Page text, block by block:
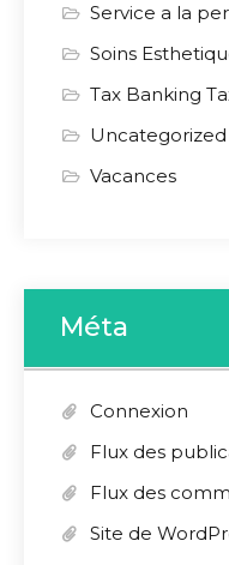
Service a la
Soins
Tax Banking
Uncategorized
Vacances
Méta
Connexion
Flux des
Flux des
Site de